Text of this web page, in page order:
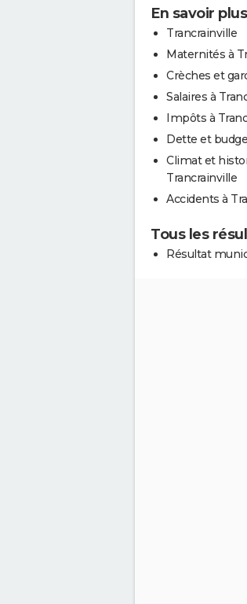
En savoir
Trancrainville
Maternités à
Crèches et
Salaires à
Impôts à
Dette et
Climat et
Trancrainville
Accidents à
Tous les
Résultat